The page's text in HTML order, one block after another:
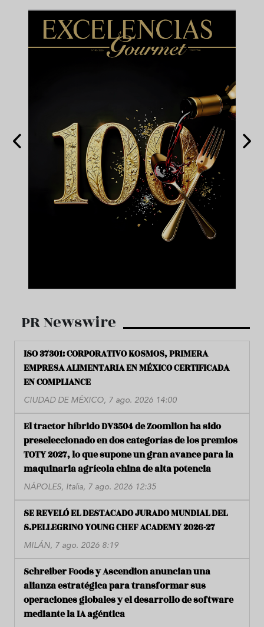
PR Newswire
ISO 37301: CORPORATIVO KOSMOS, PRIMERA
EMPRESA ALIMENTARIA EN MÉXICO CERTIFICADA
EN COMPLIANCE
CIUDAD DE MÉXICO, 7 ago. 2026 14:00
El tractor híbrido DV3504 de Zoomlion ha sido
preseleccionado en dos categorías de los premios
TOTY 2027, lo que supone un gran avance para la
maquinaria agrícola china de alta potencia
NÁPOLES, Italia, 7 ago. 2026 12:35
SE REVELÓ EL DESTACADO JURADO MUNDIAL DEL
S.PELLEGRINO YOUNG CHEF ACADEMY 2026-27
MILÁN, 7 ago. 2026 8:19
Schreiber Foods y Ascendion anuncian una
alianza estratégica para transformar sus
operaciones globales y el desarrollo de software
mediante la IA agéntica